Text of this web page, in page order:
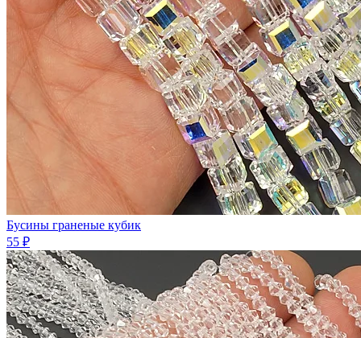
Бусины граненые кубик
55 ₽